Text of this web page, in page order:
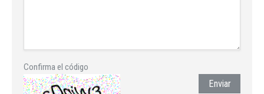
Confirma el código
Enviar